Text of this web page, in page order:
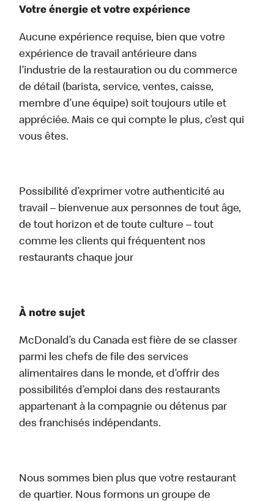
Votre énergie et votre expérience
Aucune expérience requise, bien que votre
expérience de travail antérieure dans
l’industrie de la restauration ou du commerce
de détail (barista, service, ventes, caisse,
membre d’une équipe) soit toujours utile et
appréciée. Mais ce qui compte le plus, c’est qui
vous êtes.
Possibilité d’exprimer votre authenticité au
travail – bienvenue aux personnes de tout âge,
de tout horizon et de toute culture – tout
comme les clients qui fréquentent nos
restaurants chaque jour
À notre sujet
McDonald’s du Canada est fière de se classer
parmi les chefs de file des services
alimentaires dans le monde, et d’offrir des
possibilités d’emploi dans des restaurants
appartenant à la compagnie ou détenus par
des franchisés indépendants.
Nous sommes bien plus que votre restaurant
de quartier. Nous formons un groupe de